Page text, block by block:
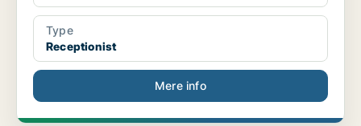
Type
Receptionist
Mere info